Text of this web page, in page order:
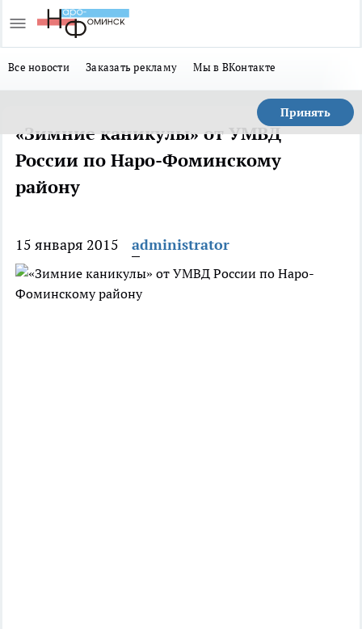
Все новости Заказать рекламу Мы в ВКонтакте
Принять
«Зимние каникулы» от УМВД
России по Наро-Фоминскому
району
15 января 2015 administrator